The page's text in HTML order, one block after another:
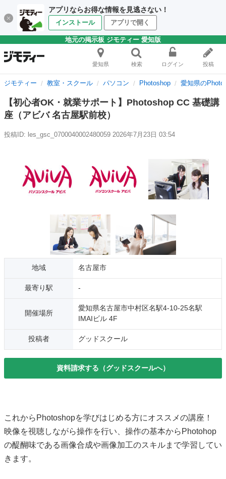
アプリならお得な情報を見逃さない！
インストール アプリで開く
地元の掲示板 ジモティー 愛知版
愛知県 検索 ログイン 投稿
ジモティー 教室・スクール パソコン Photoshop 愛知県の
【初心者OK・就業サポート】Photoshop CC 基礎講
座（アビバ 名古屋駅前校）
投稿ID: les_gsc_0700040002480059 2026年7月23日 03:54
地域 名古屋市
最寄り駅 -
開催場所
愛知県名古屋市中村区名駅4-10-25名駅
IMAIビル 4F
投稿者 グッドスクール
資料請求する（グッドスクールへ）
これからPhotoshopを学びはじめる方にオススメの講座！
映像を視聴しながら操作を行い、操作の基本からPhotohop
の醍醐味である画像合成や画像加工のスキルまで学習してい
きます。